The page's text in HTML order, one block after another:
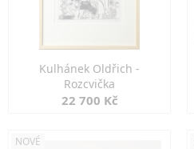
Kulhánek Oldřich -
Rozcvička
22 700 Kč
NOVÉ